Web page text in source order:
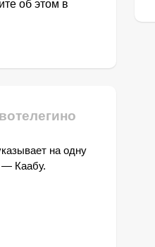
об этом в
на одну
— Каабу.